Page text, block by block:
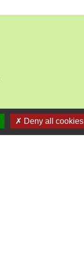
Deny all cookies